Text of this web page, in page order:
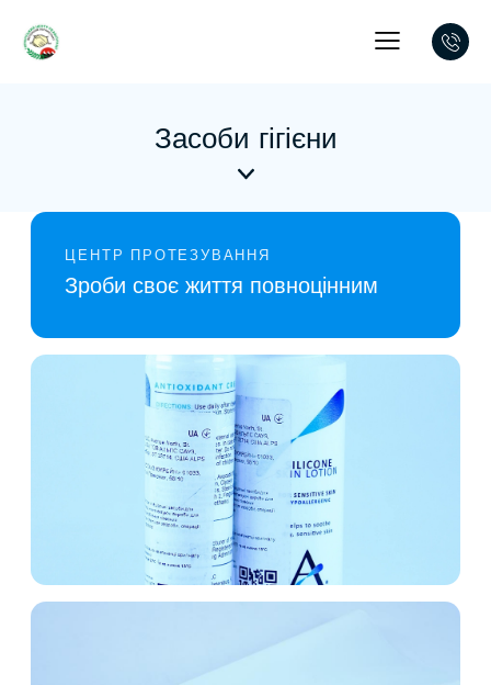
Засоби гігієни
ЦЕНТР ПРОТЕЗУВАННЯ
Зроби своє життя повноцінним